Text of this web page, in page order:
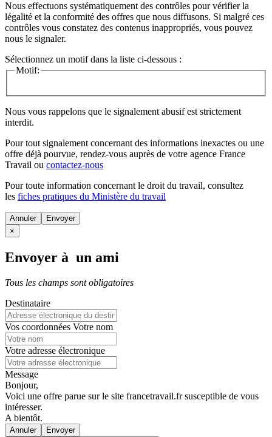
Nous effectuons systématiquement des contrôles pour vérifier la
légalité et la conformité des offres que nous diffusons. Si malgré ces
contrôles vous constatez des contenus inappropriés, vous pouvez
nous le signaler.
Sélectionnez un motif dans la liste ci-dessous :
Motif:
Nous vous rappelons que le signalement abusif est strictement
interdit.
Pour tout signalement concernant des informations inexactes ou une
offre déjà pourvue, rendez-vous auprès de votre agence France
Travail ou contactez-nous
Pour toute information concernant le droit du travail, consultez
les fiches pratiques du Ministère du travail
Annuler
×
Envoyer à un ami
Tous les champs sont obligatoires
Destinataire
Vos coordonnées Votre nom
Votre adresse électronique
Message
Bonjour,
Voici une offre parue sur le site francetravail.fr susceptible de vous
intéresser.
A bientôt.
Annuler